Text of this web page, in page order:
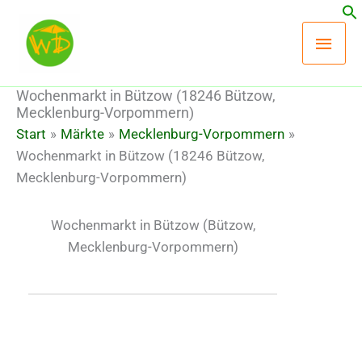
Inhalt
springen
Wochenmarkt in Bützow (18246 Bützow,
Mecklenburg-Vorpommern)
Start Märkte
Mecklenburg-Vorpommern
Wochenmarkt in Bützow (18246 Bützow,
Mecklenburg-Vorpommern)
Wochenmarkt in Bützow(Bützow,
Mecklenburg-Vorpommern)